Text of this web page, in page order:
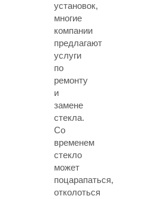
установок,
многие
компании
предлагают
услуги
по
ремонту
и
замене
стекла.
Со
временем
стекло
может
поцарапаться,
отколоться